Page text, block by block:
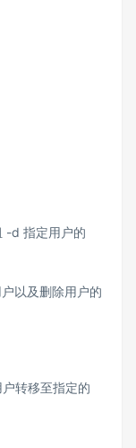
-d 指定用户的
以及删除用户的
转移至指定的